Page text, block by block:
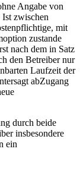
Angabe von
zwischen
mit
zustande
nach dem in Satz
den Betreiber nur
Laufzeit der
abZugang
durch beide
insbesondere
ein